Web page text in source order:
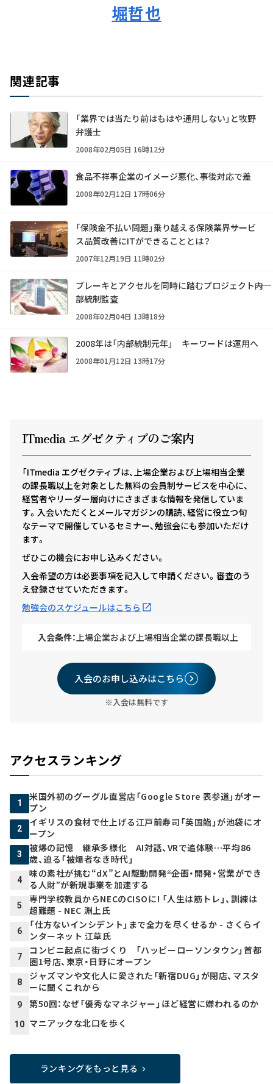
堀哲也
関連記事
「業界では当たり前はもはや通用しない」と牧野
弁護士
2008年02月05日 16時12分
食品不祥事企業のイメージ悪化、事後対応で差
2008年02月12日 17時06分
「保険金不払い問題」乗り越える保険業界――サービ
ス品質改善にITができることとは？
2007年12月19日 11時02分
ブレーキとアクセルを同時に踏むプロジェクト――内
部統制監査
2008年02月04日 13時18分
2008年は「内部統制元年」 キーワードは運用へ
2008年01月12日 13時17分
ITmedia エグゼクティ ブのご案内
「ITmedia エグゼクティブは、上場企業および上場相当企業
の課長職以上を対象とした無料の会員制サービスを中心に、
経営者やリーダー層向けにさまざまな情報を発信していま
す。入会いただくとメールマガジンの購読、経営に役立つ旬
なテーマで開催しているセミナー、勉強会にも参加いただけ
ます。
ぜひこの機会にお申し込みください。
入会希望の方は必要事項を記入して申請ください。審査のう
え登録させていただきます。
勉強会のスケジュールはこちら
入会条件： 上場企業および上場相当企業の課長職以上
入会のお申し込みはこちら
※入会は無料です
アクセスランキング
1
米国外初のグーグル直営店「Google Store 表参道」がオー
プン
2
イギリスの食材で仕上げる江戸前寿司「英国鮨」が池袋にオ
ープン
3
被爆の記憶 継承多様化 AI対話、VRで追体験…平均86
歳、迫る「被爆者なき時代」
4
味の素社が挑む“dX”とAI駆動開発――“企画・開発・営業ができ
る人財”が新規事業を加速する
5
専門学校教員からNECのCISOに! 「人生は筋トレ」、訓練は
超難題 - NEC 淵上氏
6
「仕方ないインシデント」まで全力を尽くせるか - さくらイ
ンターネット 江草氏
7
コンビニ起点に街づくり 「ハッピーローソンタウン」首都
圏1号店、東京・日野にオープン
8
ジャズマンや文化人に愛された「新宿DUG」が閉店、マスタ
ーに聞くこれから
9 第50回：なぜ「優秀なマネジャー」ほど経営に嫌われるのか
10 マニアックな北口を歩く
ランキングをもっと見る